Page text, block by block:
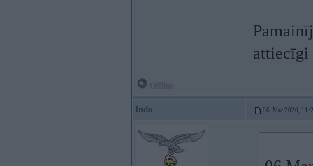
attiecīgi
Indo 06. Mar 2020,